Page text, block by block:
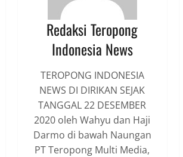
Redaksi Teropong
Indonesia News
TEROPONG INDONESIA
NEWS DI DIRIKAN SEJAK
TANGGAL 22 DESEMBER
2020 oleh Wahyu dan Haji
Darmo di bawah Naungan
PT Teropong Multi Media,